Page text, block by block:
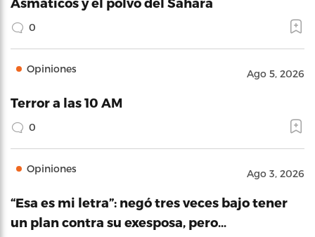
0
Opiniones Ago 5, 2026
Terror a las 10 AM
0
Opiniones Ago 3, 2026
“Esa es mi letra”: negó tres veces bajo tener
un plan contra su exesposa, pero…